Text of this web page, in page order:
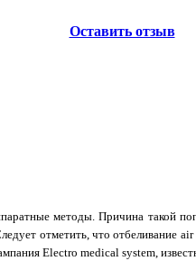
Оставить отзыв
методы. Причина такой
отметить, что
Electro medical system,